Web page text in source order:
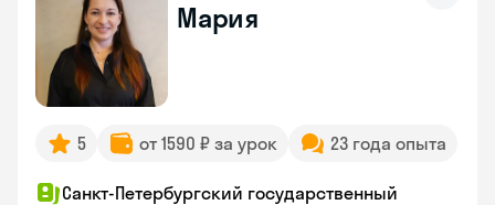
Мария
5 от 1590 ₽ за урок 23 года опыта
Санкт-Петербургский государственный